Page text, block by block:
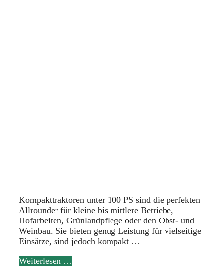
Kompakttraktoren unter 100 PS sind die perfekten
Allrounder für kleine bis mittlere Betriebe,
Hofarbeiten, Grünlandpflege oder den Obst- und
Weinbau. Sie bieten genug Leistung für vielseitige
Einsätze, sind jedoch kompakt …
Weiterlesen …